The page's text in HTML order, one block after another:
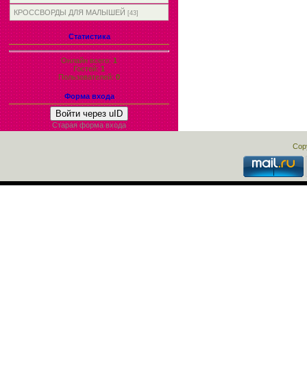
КРОССВОРДЫ ДЛЯ МАЛЫШЕЙ [43]
Статистика
Онлайн всего:1
Гостей:1
Пользователей:0
Форма входа
Войти через uID
Старая форма входа